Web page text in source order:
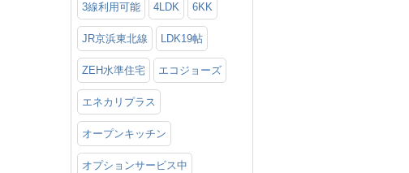
3線利用可能 4LDK 6KK
JR京浜東北線 LDK19帖
ZEH水準住宅 エコジョーズ
エネカリプラス
オープンキッチン
オプションサービス中